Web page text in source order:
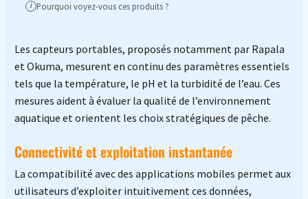
i Pourquoi voyez-vous ces produits ?
Les capteurs portables, proposés notamment par Rapala
et Okuma, mesurent en continu des paramètres essentiels
tels que la température, le pH et la turbidité de l’eau. Ces
mesures aident à évaluer la qualité de l’environnement
aquatique et orientent les choix stratégiques de pêche.
Connectivité et exploitation instantanée
La compatibilité avec des applications mobiles permet aux
utilisateurs d’exploiter intuitivement ces données,